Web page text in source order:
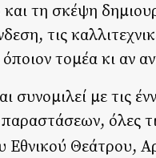
τη σκέψη
τις
τομέα κι αν
συνομιλεί με τις
όλες
Εθνικού Θεάτρου,